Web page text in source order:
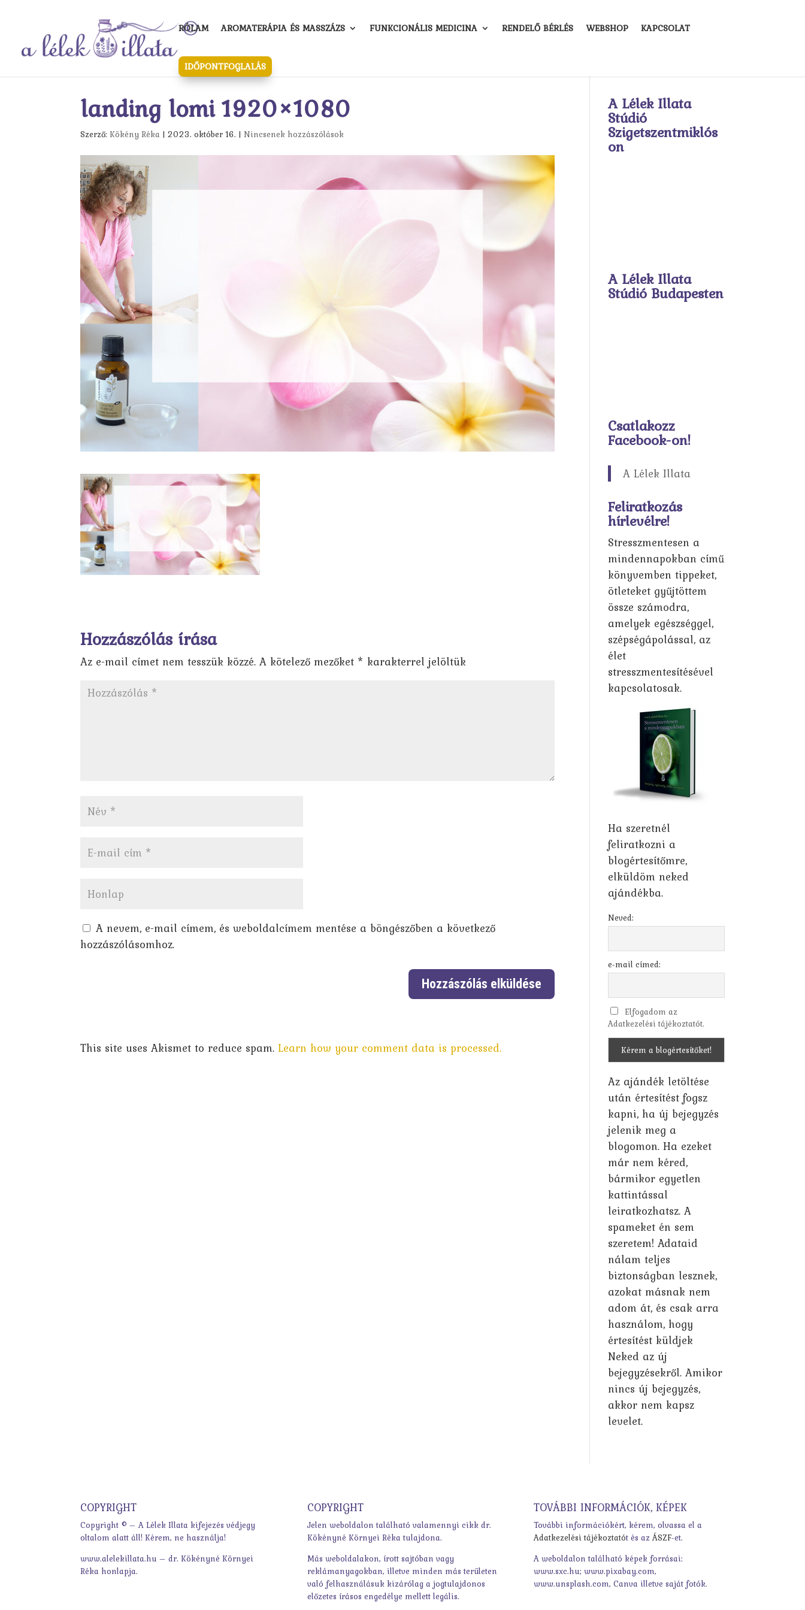
RÓLAM AROMATERÁPIA ÉS MASSZÁZS FUNKCIONÁLIS MEDICINA RENDELŐ BÉRLÉS WEBSHOP KAPCSOLAT
IDŐPONTFOGLALÁS
landing lomi 1920×1080
Szerző:Kökény Réka |2023. október 16. | Nincsenek hozzászólások
Hozzászólás írása
Az e-mail címet nem tesszük közzé. A kötelező mezőket * karakterrel jelöltük
A nevem, e-mail címem, és weboldalcímem mentése a böngészőben a következő
hozzászólásomhoz.
This site uses Akismet to reduce spam.Learn how your comment data is processed.
A Lélek Illata
Stúdió
Szigetszentmiklós
on
A Lélek Illata
Stúdió Budapesten
Csatlakozz
Facebook-on!
A Lélek Illata
Feliratkozás
hírlevélre!
Stresszmentesen a
mindennapokban című
könyvemben tippeket,
ötleteket gyűjtöttem
össze számodra,
amelyek egészséggel,
szépségápolással, az
élet
stresszmentesítésével
kapcsolatosak.
Ha szeretnél
feliratkozni a
blogértesítőmre,
elküldöm neked
ajándékba.
Neved:
e-mail címed:
Elfogadom az
Adatkezelési tájékoztatót.
Az ajándék letöltése
után értesítést fogsz
kapni, ha új bejegyzés
jelenik meg a
blogomon. Ha ezeket
már nem kéred,
bármikor egyetlen
kattintással
leiratkozhatsz. A
spameket én sem
szeretem! Adataid
nálam teljes
biztonságban lesznek,
azokat másnak nem
adom át, és csak arra
használom, hogy
értesítést küldjek
Neked az új
bejegyzésekről. Amikor
nincs új bejegyzés,
akkor nem kapsz
levelet.
COPYRIGHT
Copyright © – A Lélek Illata kifejezés védjegy
oltalom alatt áll! Kérem, ne használja!
www.alelekillata.hu – dr. Kökényné Környei
Réka honlapja.
COPYRIGHT
Jelen weboldalon található valamennyi cikk dr.
Kökényné Környei Réka tulajdona.
Más weboldalakon, írott sajtóban vagy
reklámanyagokban, illetve minden más területen
való felhasználásuk kizárólag a jogtulajdonos
előzetes írásos engedélye mellett legális.
TOVÁBBI INFORMÁCIÓK, KÉPEK
További információkért, kérem, olvassa el a
Adatkezelési tájékoztatót és azÁSZF-et.
A weboldalon található képek forrásai:
www.sxc.hu; www.pixabay.com,
www.unsplash.com, Canva illetve saját fotók.